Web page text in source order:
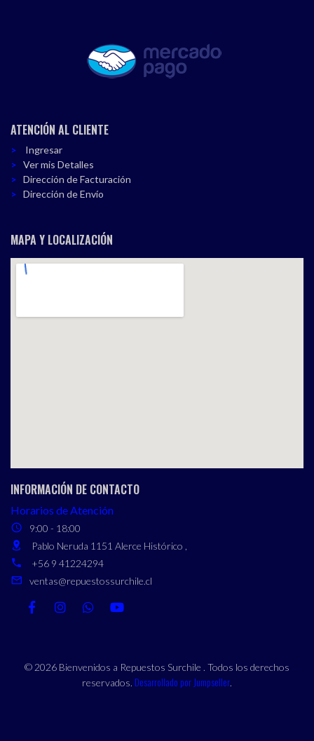
ATENCIÓN AL CLIENTE
Ingresar
Ver mis Detalles
Dirección de Facturación
Dirección de Envío
MAPA Y LOCALIZACIÓN
INFORMACIÓN DE CONTACTO
Horarios de Atención
9:00 - 18:00
Pablo Neruda 1151 Alerce Histórico ,
+56 9 41224294
ventas@repuestossurchile.cl
© 2026 Bienvenidos a Repuestos Surchile . Todos los derechos
reservados. Desarrollado por Jumpseller.